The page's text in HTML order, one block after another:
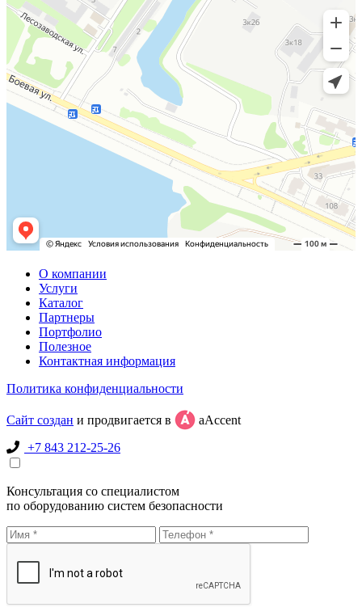
О компании
Услуги
Каталог
Партнеры
Портфолио
Полезное
Контактная информация
Политика конфиденциальности
Сайт создан и продвигается в
aAccent
+7 843 212-25-26
Консультация со специалистом
по оборудованию систем безопасности